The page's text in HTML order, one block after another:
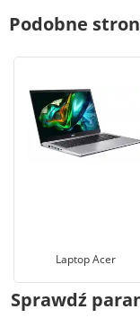
Podobne
Laptop Acer
Sprawdź